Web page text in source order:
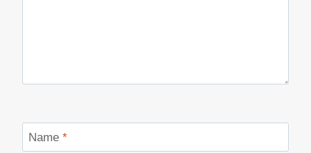
Name *